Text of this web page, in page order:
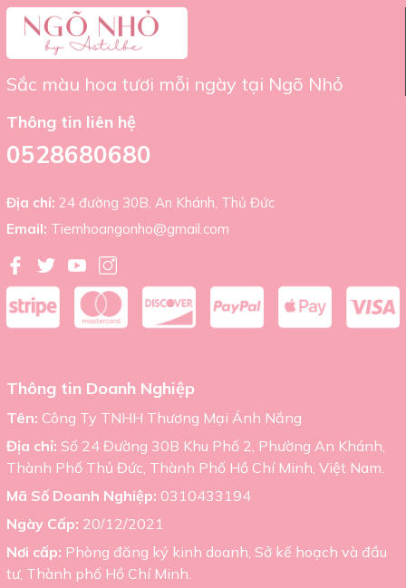
Sắc màu hoa tươi mỗi ngày tại Ngõ Nhỏ
Thông tin liên hệ
0528680680
Địa chỉ: 24 đường 30B, An Khánh, Thủ Đức
Email: Tiemhoangonho@gmail.com
Thông tin Doanh Nghiệp
Tên: Công Ty TNHH Thương Mại Ánh Nắng
Địa chỉ: Số 24 Đường 30B Khu Phố 2, Phường An Khánh,
Thành Phố Thủ Đức, Thành Phố Hồ Chí Minh, Việt Nam.
Mã Số Doanh Nghiệp: 0310433194
Ngày Cấp: 20/12/2021
Nơi cấp: Phòng đăng ký kinh doanh, Sở kế hoạch và đầu
tư, Thành phố Hồ Chí Minh.